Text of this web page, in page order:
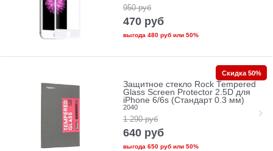
950 руб
470 руб
выгода 480 рубили 50%
Защитное стекло Rock Tempered
Glass Screen Protector 2.5D для
iPhone 6/6s (Стандарт 0.3 мм)
2040
1 290 руб
640 руб
выгода 650 рубили 50%
Скидка 50%